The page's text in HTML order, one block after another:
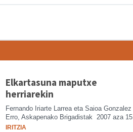
Elkartasuna maputxe
herriarekin
Fernando Iriarte Larrea eta Saioa Gonzalez
Erro, Askapenako Brigadistak 2007 aza 15
IRITZIA